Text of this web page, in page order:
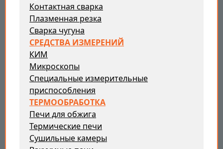
Контактная сварка
Плазменная резка
Сварка чугуна
СРЕДСТВА ИЗМЕРЕНИЙ
КИМ
Микроскопы
Специальные измерительные
приспособления
ТЕРМООБРАБОТКА
Печи для обжига
Термические печи
Сушильные камеры